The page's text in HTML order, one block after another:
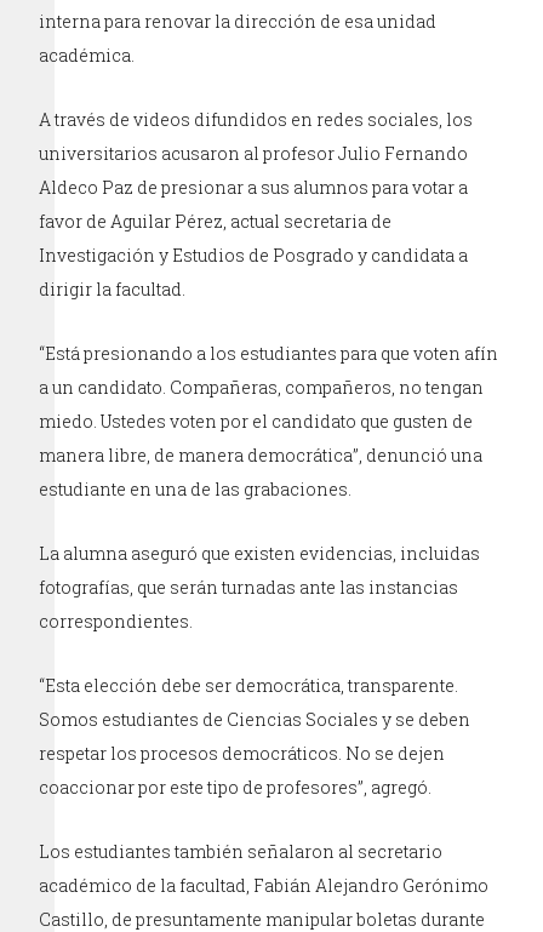
interna para renovar la dirección de esa unidad
académica.
A través de videos difundidos en redes sociales, los
universitarios acusaron al profesor Julio Fernando
Aldeco Paz de presionar a sus alumnos para votar a
favor de Aguilar Pérez, actual secretaria de
Investigación y Estudios de Posgrado y candidata a
dirigir la facultad.
“Está presionando a los estudiantes para que voten afín
a un candidato. Compañeras, compañeros, no tengan
miedo. Ustedes voten por el candidato que gusten de
manera libre, de manera democrática”, denunció una
estudiante en una de las grabaciones.
La alumna aseguró que existen evidencias, incluidas
fotografías, que serán turnadas ante las instancias
correspondientes.
“Esta elección debe ser democrática, transparente.
Somos estudiantes de Ciencias Sociales y se deben
respetar los procesos democráticos. No se dejen
coaccionar por este tipo de profesores”, agregó.
Los estudiantes también señalaron al secretario
académico de la facultad, Fabián Alejandro Gerónimo
Castillo, de presuntamente manipular boletas durante